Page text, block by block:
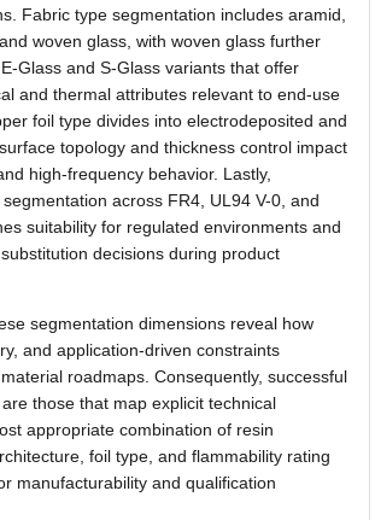
Fabric type segmentation includes aramid,
woven glass, with woven glass further
Glass and S-Glass variants that offer
and thermal attributes relevant to end-use
foil type divides into electrodeposited and
topology and thickness control impact
high-frequency behavior. Lastly,
across FR4, UL94 V-0, and
suitability for regulated environments and
decisions during product
segmentation dimensions reveal how
and application-driven constraints
roadmaps. Consequently, successful
those that map explicit technical
appropriate combination of resin
foil type, and flammability rating
manufacturability and qualification